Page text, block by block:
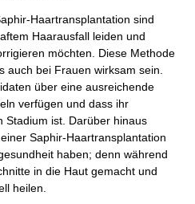
Haartransplantation sind
Haarausfall leiden und
möchten. Diese Methode
auch bei Frauen wirksam sein.
über eine ausreichende
verfügen und dass ihr
Stadium ist. Darüber hinaus
Saphir-Haartransplantation
haben; denn während
in die Haut gemacht und
heilen.